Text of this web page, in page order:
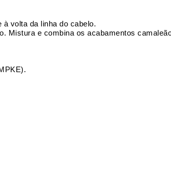
volta da linha do cabelo.
Mistura e combina os acabamentos